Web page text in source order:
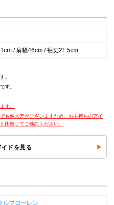
/ 肩幅46cm / 袖丈21.5cm
。
す。
す。
も個人差がございますため、お手持ちのアイ
比較してご検討ください。
ドを見る
ルフローレン